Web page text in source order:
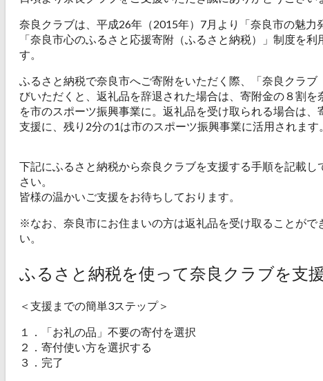
奈良クラブは、平成26年（2015年）7月より「奈良市の魅力
「奈良市心のふるさと応援寄附（ふるさと納税）」制度を
す。
ふるさと納税で奈良市へご寄附をいただく際、「奈良クラ
びいただくと、返礼品を辞退された場合は、寄附金の８割
を市のスポーツ振興事業に。返礼品を受け取られる場合は
支援に、残り2分の1は市のスポーツ振興事業に活用されます。
下記にふるさと納税から奈良クラブを支援する手順を記載
さい。
皆様の温かいご支援をお待ちしております。
※なお、奈良市にお住まいの方は返礼品を受け取ることがで
い。
ふるさと納税を使って奈良クラブを支
＜支援までの簡単3ステップ＞
１．「お礼の品」不要の寄付を選択
２．寄付使い方を選択する
３．完了